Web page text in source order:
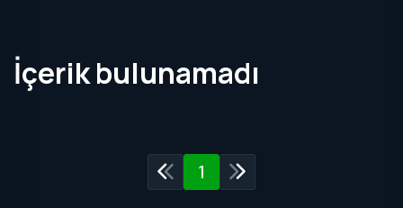
İçerik bulunamadı
1